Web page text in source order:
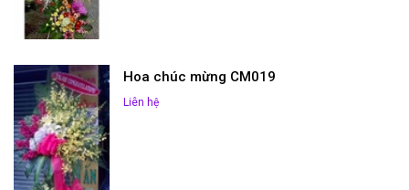
Hoa chúc mừng CM019
Liên hệ